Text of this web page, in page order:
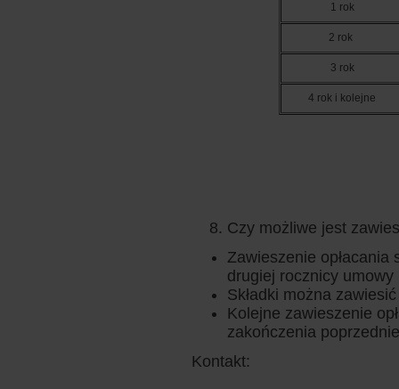
1 rok
2 rok
3 rok
4 rok i kolejne
Czy możliwe jest
Zawieszenie opłacania
drugiej rocznicy umowy
Składki można
Kolejne zawieszenie
zakończenia
Kontakt: